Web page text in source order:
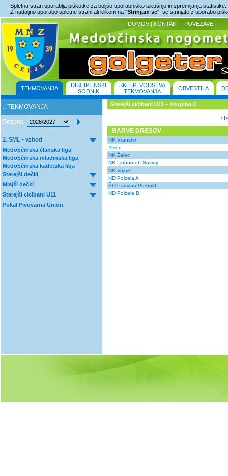
Spletna stran uporablja piškotke za boljšo uporabniško izkušnjo in spremljanja statistike.
Z nadaljno uporabo spletne strani ali klikom na "Strinjam se", se strinjate z uporabo
DOMOV | KONTAKT | POVEZAVE
TEKMOVANJA
DISCIPLINSKI
SODNIK
SKLEPI VODSTVA
TEKMOVANJA
OBVESTILA
.: TEKMOVANJA
Sezona
2. SML - vzhod
Medobčinska članska liga
Medobčinska mladinska liga
Medobčinska kadetska liga
Starejši dečki
Mlajši dečki
Starejši cicibani U11
Pokal Pivovarna Union
Starejši cicibani U11 – skupina C
/
BARVE DRESOV
NK Vransko
Zreče
NK Žalec
NK Ljubno ob Savinji
NK Vojnik
ND Polzela A
ŠD Partizan Prebold
ND Polzela B